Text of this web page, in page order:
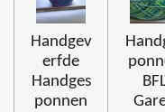
Handgev
erfde
Handges
ponnen